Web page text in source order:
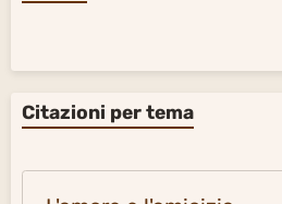
Citazioni per tema